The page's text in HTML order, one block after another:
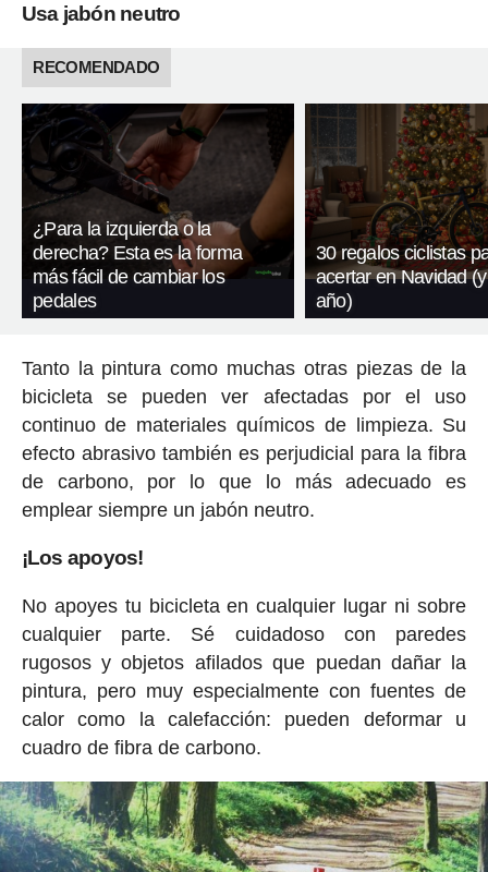
Usa jabón neutro
RECOMENDADO
¿Para la izquierda o la
derecha? Esta es la forma
más fácil de cambiar los
pedales
30 regalos ciclistas
acertar en Navidad
año)
Tanto la pintura como muchas otras piezas de la
bicicleta se pueden ver afectadas por el uso
continuo de materiales químicos de limpieza. Su
efecto abrasivo también es perjudicial para la fibra
de carbono, por lo que lo más adecuado es
emplear siempre un jabón neutro.
¡Los apoyos!
No apoyes tu bicicleta en cualquier lugar ni sobre
cualquier parte. Sé cuidadoso con paredes
rugosos y objetos afilados que puedan dañar la
pintura, pero muy especialmente con fuentes de
calor como la calefacción: pueden deformar u
cuadro de fibra de carbono.